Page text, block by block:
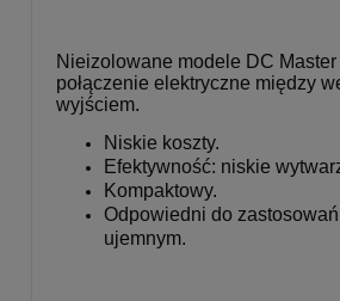
Nieizolowane modele DC Master
połączenie elektryczne między
wyjściem.
Niskie koszty.
Efektywność: niskie
Kompaktowy.
Odpowiedni do
ujemnym.